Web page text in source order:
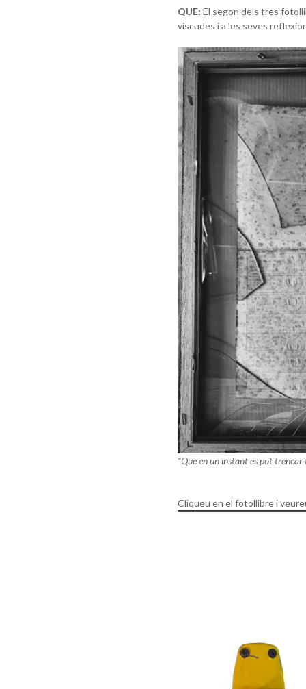
QUE: El segon dels tres
viscudes i a les seves
“Que en un instant es pot trencar
Cliqueu en el fotollibre i